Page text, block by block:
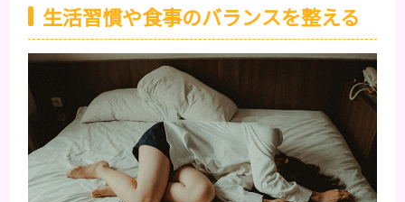
生活習慣や食事のバランスを整える